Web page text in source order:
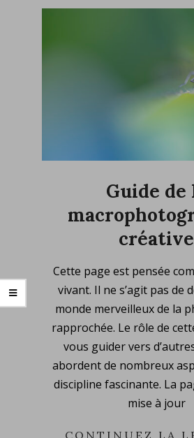
Guide de
créative
09-Cette page est pensée
vivant. Il ne s’agit pas de
monde merveilleux de la
rapprochée. Le rôle de
vous guider vers
abordent de nombreux
discipline fascinante. La
mise à jour
CONTINUEZ LA